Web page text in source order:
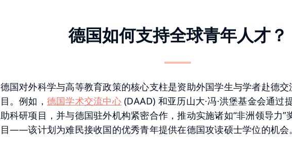
德国如何支持全球青年人才？
德国对外科学与高等教育政策的核心支柱是资助外国学生与学者赴德
目。例如， 德国学术交流中心(DAAD) 和亚历山大·冯·洪堡基金会通过
助科研项目，并与德国驻外机构紧密合作，推动实施诸如“非洲领导力”
目——该计划为难民接收国的优秀青年提供在德国攻读硕士学位的机会。